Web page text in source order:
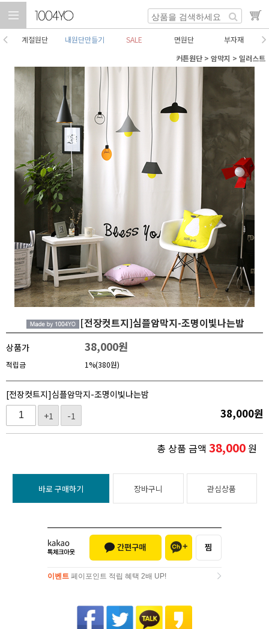
계절원단 내원단만들기 SALE 면원단
부자재
커튼원단 > 암막지 > 일러스트
[전장컷트지]심플암막지-조명이빛나는밤
상품가 38,000원
적립금 1%(380원)
[전장컷트지]심플암막지-조명이빛나는밤
+1
-1 38,000원
총 상품 금액 38,000원
바로 구매하기 장바구니 관심상품
이벤트 페이포인트 적립 혜택 2배 UP!